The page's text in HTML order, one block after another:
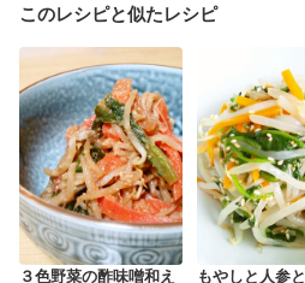
このレシピと似たレシピ
３色野菜の酢味噌和え
もやしと人参